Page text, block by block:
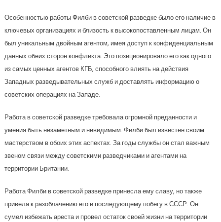
Особенностью работы Филби в советской разведке было его наличие в
ключевых организациях и близость к высокопоставленным лицам. Он
был уникальным двойным агентом, имея доступ к конфиденциальным
данных обеих сторон конфликта. Это позиционировало его как одного
из самых ценных агентов КГБ, способного влиять на действия
Западных разведывательных служб и доставлять информацию о
советских операциях на Западе.
Работа в советской разведке требовала огромной преданности и
умения быть незаметным и невидимым. Филби был известен своим
мастерством в обоих этих аспектах. За годы службы он стал важным
звеном связи между советскими разведчиками и агентами на
территории Британии.
Работа Филби в советской разведке принесла ему славу, но также
привела к разоблачению его и последующему побегу в СССР. Он
сумел избежать ареста и провел остаток своей жизни на территории